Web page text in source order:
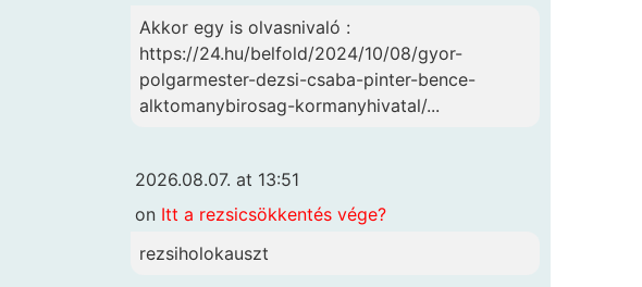
Akkor egy is olvasnivaló :
https://24.hu/belfold/2024/10/08/gyor-
polgarmester-dezsi-csaba-pinter-bence-
alktomanybirosag-kormanyhivatal/...
2026.08.07. at 13:51
on Itt a rezsicsökkentés vége?
rezsiholokauszt